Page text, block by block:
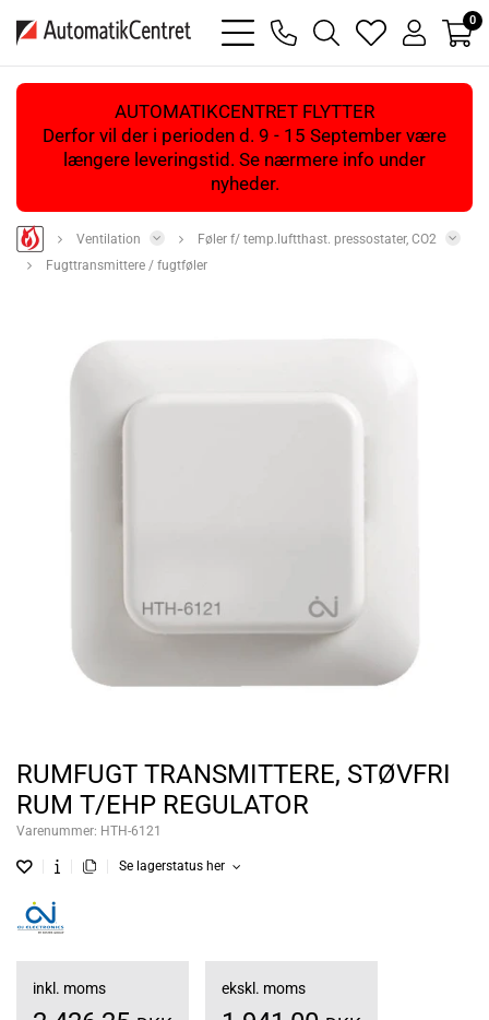
bars
light
phone
magnifying
glass
heart
light
user
light
0
AUTOMATIKCENTRET FLYTTER
Derfor vil der i perioden d. 9 - 15 September være
længere leveringstid. Se nærmere info under
nyheder.
Ventilation
Føler f/ temp.luftthast. pressostater, CO2
Fugttransmittere / fugtføler
RUMFUGT TRANSMITTERE, STØVFRI
RUM T/EHP REGULATOR
Varenummer: HTH-6121
Se lagerstatus her
inkl. moms ekskl. moms